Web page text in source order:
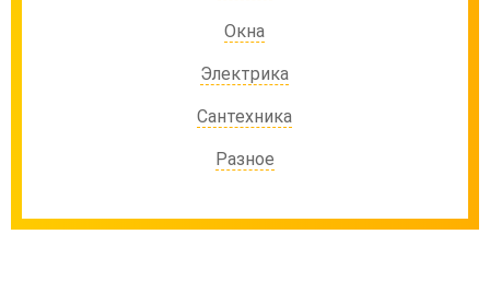
Окна
Электрика
Сантехника
Разное